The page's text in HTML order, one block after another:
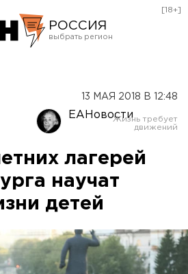
РОССИЯ
Оренбург
[18+]
13 МАЯ 2018 В 12:48
ЕАНовости
лагерей
научат
детей